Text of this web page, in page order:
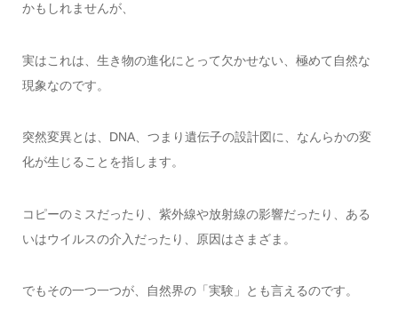
かもしれませんが、
実はこれは、生き物の進化にとって欠かせない、極めて自然な
現象なのです。
突然変異とは、DNA、つまり遺伝子の設計図に、なんらかの変
化が生じることを指します。
コピーのミスだったり、紫外線や放射線の影響だったり、ある
いはウイルスの介入だったり、原因はさまざま。
でもその一つ一つが、自然界の「実験」とも言えるのです。